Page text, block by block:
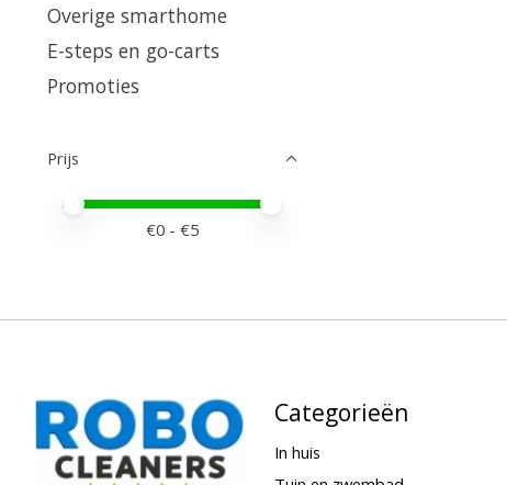
Overige smarthome
E-steps en go-carts
Promoties
Prijs
Minimale prijswaarde
Price maximum value
€0 - €5
Categorieën
In huis